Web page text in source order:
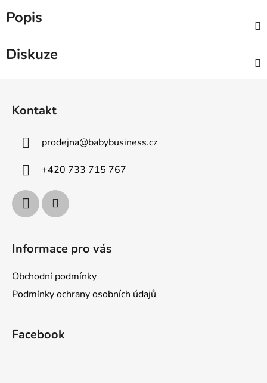
Popis
Diskuze
Kontakt
prodejna@babybusiness.cz
+420 733 715 767
Informace pro vás
Obchodní podmínky
Podmínky ochrany osobních údajů
Facebook